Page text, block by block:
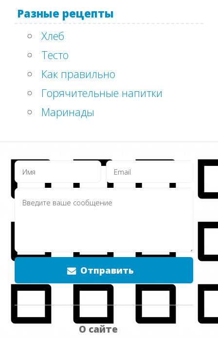
Разные рецепты
Хлеб
Тесто
Как правильно
Горячительные напитки
Маринады
Отправить
О сайте